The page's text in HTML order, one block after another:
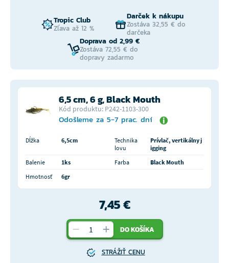
Tropic Club
Zľava až 12 %
Darček k nákupu
Zostáva 32,55 € do
darčeka
Doprava od 2,99 €
Zostáva 72,55 € do
dopravy zadarmo
6,5 cm, 6 g, Black Mouth
Kód produktu: P242-1103-300
Odošleme za 5-7 prac. dní
Dĺžka 6,5cm
Technika
lovu
Prívlač, vertikálny j
igging
Balenie
1ks Farba
Black Mouth
Hmotnosť
6gr
7,45 €
DO KOŠÍKA
STRÁŽIŤ CENU